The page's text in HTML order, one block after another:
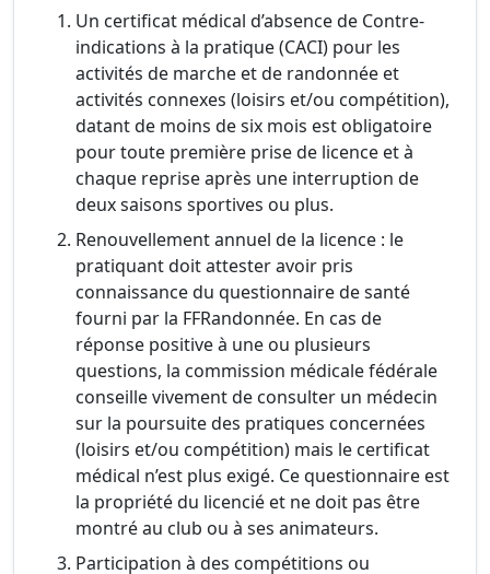
Un certificat médical d’absence de Contre-
indications à la pratique (CACI) pour les
activités de marche et de randonnée et
activités connexes (loisirs et/ou compétition),
datant de moins de six mois est obligatoire
pour toute première prise de licence et à
chaque reprise après une interruption de
deux saisons sportives ou plus.
Renouvellement annuel de la licence : le
pratiquant doit attester avoir pris
connaissance du questionnaire de santé
fourni par la FFRandonnée. En cas de
réponse positive à une ou plusieurs
questions, la commission médicale fédérale
conseille vivement de consulter un médecin
sur la poursuite des pratiques concernées
(loisirs et/ou compétition) mais le certificat
médical n’est plus exigé. Ce questionnaire est
la propriété du licencié et ne doit pas être
montré au club ou à ses animateurs.
Participation à des compétitions ou